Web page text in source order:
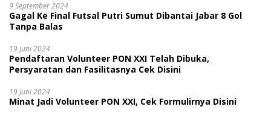
9 September 2024
Gagal Ke Final Futsal Putri Sumut Dibantai Jabar 8 Gol
Tanpa Balas
19 Juni 2024
Pendaftaran Volunteer PON XXI Telah Dibuka,
Persyaratan dan Fasilitasnya Cek Disini
19 Juni 2024
Minat Jadi Volunteer PON XXI, Cek Formulirnya Disini